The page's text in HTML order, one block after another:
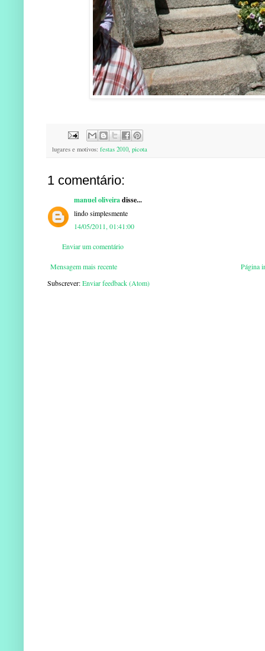
lugares e motivos: festas 2010, picota
1 comentário:
manuel oliveiradisse...
lindo simplesmente
14/05/2011, 01:41:00
Enviar um comentário
Mensagem mais recente
Página
Subscrever:Enviar feedback (Atom)